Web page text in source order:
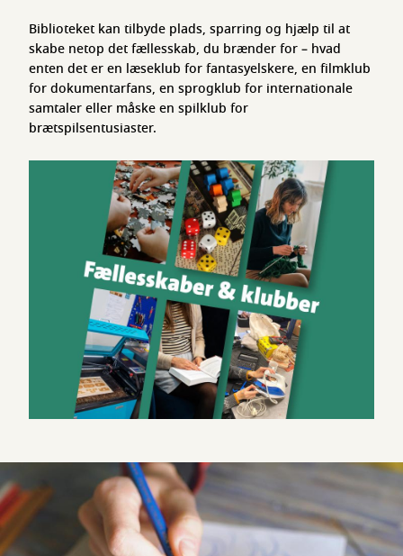
Biblioteket kan tilbyde plads, sparring og hjælp til at
skabe netop det fællesskab, du brænder for – hvad
enten det er en læseklub for fantasyelskere, en filmklub
for dokumentarfans, en sprogklub for internationale
samtaler eller måske en spilklub for
brætspilsentusiaster.